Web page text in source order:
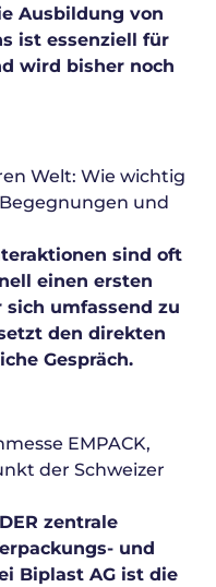
Ausbildung von
ist essenziell für
wird bisher noch
Welt: Wie wichtig
und
sind oft
einen ersten
umfassend zu
den direkten
Gespräch.
EMPACK,
der Schweizer
zentrale
und
Biplast AG ist die